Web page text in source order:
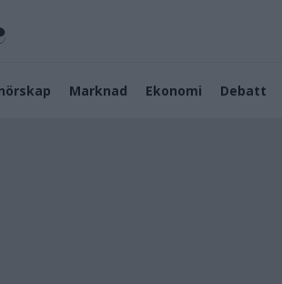
Marknad Ekonomi Debatt